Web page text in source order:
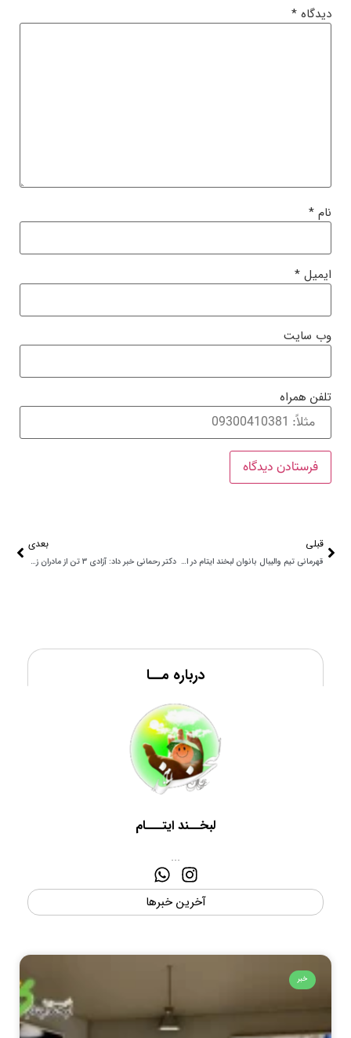
دیدگاه *
نام *
ایمیل *
وب‌ سایت
تلفن همراه
قبلی
قهرمانی تیم والیبال بانوان لبخند ایتام در استان تهران
بعدی
دکتر رحمانی خبر داد: آزادی 3 تن از مادران زندانی جرایم غیرعمد به مناسبت روز مادر
درباره مــا
لبخــند ایتـــام
...
آخرین خبرها
خبر